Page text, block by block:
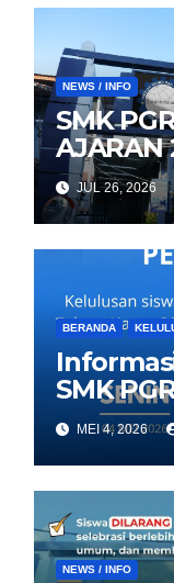
NEWS / INFO
SMK
AJARAN
JUL 26, 2026
BERANDA
SMK
MEI 4, 2026
NEWS / INFO